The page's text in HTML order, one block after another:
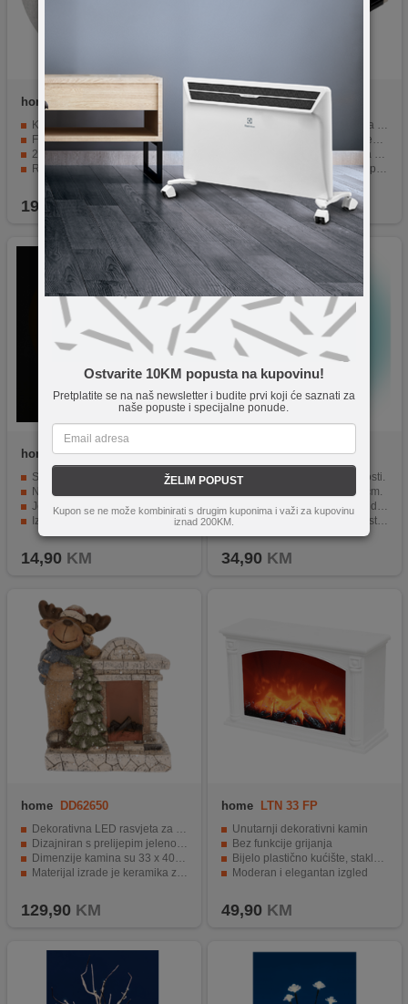
Ostvarite 10KM popusta na kupovinu!
Pretplatite se na naš newsletter i budite prvi koji će saznati za
naše popuste i specijalne ponude.
ŽELIM POPUST
Kupon se ne može kombinirati s drugim kuponima i važi za kupovinu
iznad 200KM.
home GLE 15/WW
Kugla promjera 15 cm.
Fleksibilna izrada od EVA materijala.
2 LED lampice u toplo bijeloj boji.
Radi na 3 x 1,5V AA baterija.
Moderni i elegantni dizajn.
19,90 KM
home WB 30
Višestruka piši-briši površina za kreativnost.
Montaža na zid ili samostojeća na ravnoj površini.
14 hladno-bijelih LED dioda za učinkovitu rasvjetu.
Prekidač On / OFF za lako upravljanje osvjetljenjem.
Crna pisaljka sa spužvom za pisanje.
19,90 KM
home CMW 15
Simulacija efekta plamena.
Nježno žuto LED svjetlo.
Jednostavno napajanje - 2 AA baterije.
Izrađena od voska.
Idealna za razne prigode.
14,90 KM
home KDC 24
Toplo bijeli LED izvor svjetlosti.
Dimenzije 11.8 x 24 x 10.5 cm.
Keramička figura anđela za dekoraciju.
Napajanje 2 x LR44 dugmaste baterije.
Uključene baterije u pakiranju.
34,90 KM
home DD62650
Dekorativna LED rasvjeta za unutarnju upotrebu.
Dizajniran s prelijepim jelenom.
Dimenzije kamina su 33 x 40 x 20 cm.
Materijal izrade je keramika za trajnost.
129,90 KM
home LTN 33 FP
Unutarnji dekorativni kamin
Bez funkcije grijanja
Bijelo plastično kućište, staklena prednja strana
Moderan i elegantan izgled
49,90 KM